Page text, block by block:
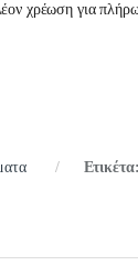
χρέωση για